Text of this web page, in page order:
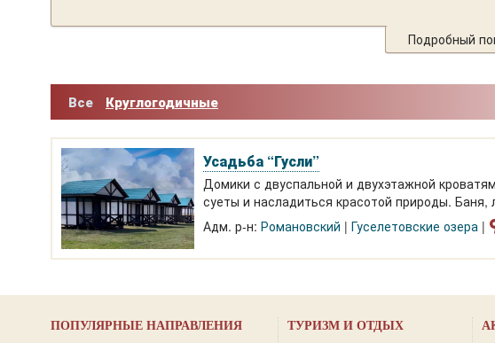
Подробный
Все Круглогодичные
Усадьба “Гусли”
Домики с двуспальной и двухэтажной
суеты и насладиться красотой природы.
борда на Алтае.
Адм. р-н: Романовский Гуселетовские озера
ПОПУЛЯРНЫЕ НАПРАВЛЕНИЯ ТУРИЗМ И ОТДЫХ